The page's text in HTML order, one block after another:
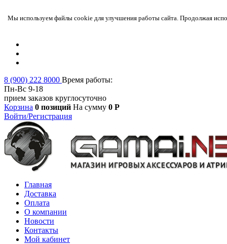
Мы используем файлы cookie для улучшения работы сайта. Продолжая
8 (900) 222 8000 Время работы:
Пн-Вс 9-18
прием заказов круглосуточно
Корзина 0 позиций На сумму 0 Р
Войти/Регистрация
Главная
Доставка
Оплата
О компании
Новости
Контакты
Мой кабинет